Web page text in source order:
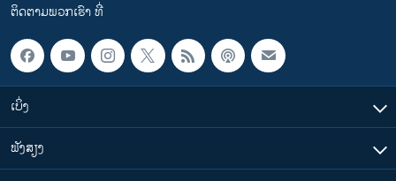
ຕິດຕາມພວກເຮົາ ທີ່
ເບິ່ງ
ຟັງສຽງ